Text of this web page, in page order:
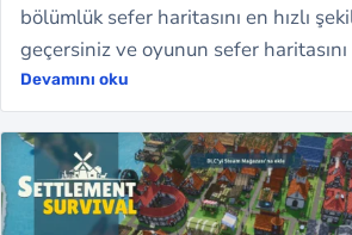
bölümlük sefer haritasını en hızlı
geçersiniz ve oyunun sefer haritasını
bitireceğiniz konusunda yardımcı
Devamını oku